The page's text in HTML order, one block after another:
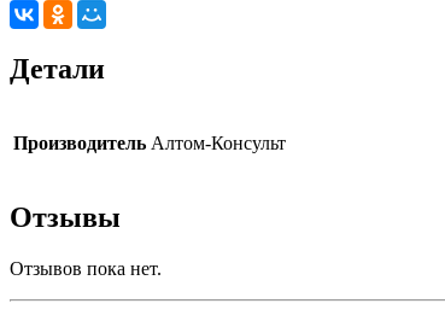
Детали
Производитель Алтом-Консульт
Отзывы
Отзывов пока нет.